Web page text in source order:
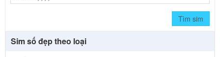
Tìm sim
Sim số đẹp theo loại